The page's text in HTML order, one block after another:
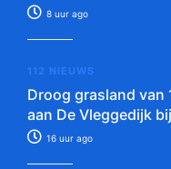
8 uur ago
112 NIEUWS
Droog grasland van
aan De Vleggedijk
16 uur ago